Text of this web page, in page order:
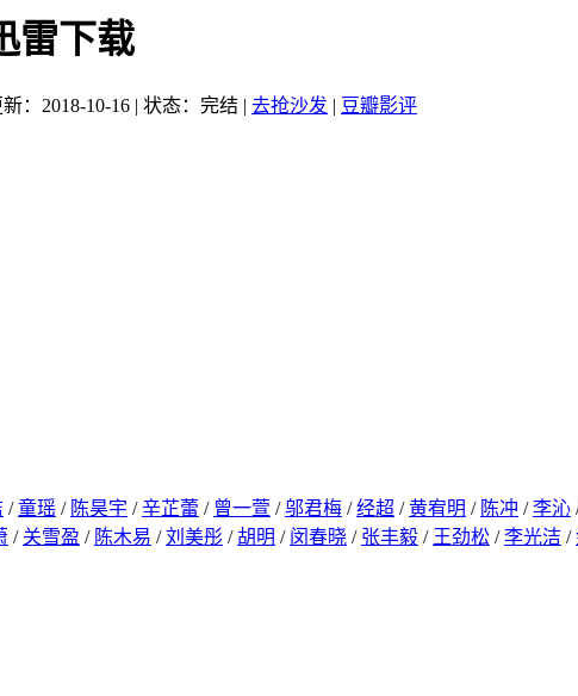
雷下载
新：2018-10-16 | 状态：完结 | 去抢沙发 | 豆瓣影评
/童瑶 / 陈昊宇 /辛芷蕾 / 曾一萱 /邬君梅 /经超 /黄宥明 / 陈冲 /李沁
/ 关雪盈 / 陈木易 /刘美彤 /胡明 / 闵春晓 / 张丰毅 / 王劲松 /李光洁 /